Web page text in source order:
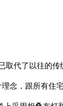
取代了以往的
念，跟所有住